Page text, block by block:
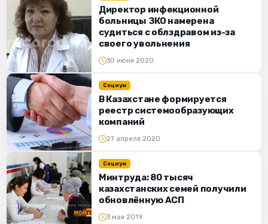
Директор инфекционной
больницы ЗКО намерена
судиться с облздравом из-за
своего увольнения
30 июня 2020
Социум
В Казахстане формируется
реестр системообразующих
компаний
27 апреля 2020
Социум
Минтруда: 80 тысяч
казахстанских семей получили
обновлённую АСП
3 мая 2019